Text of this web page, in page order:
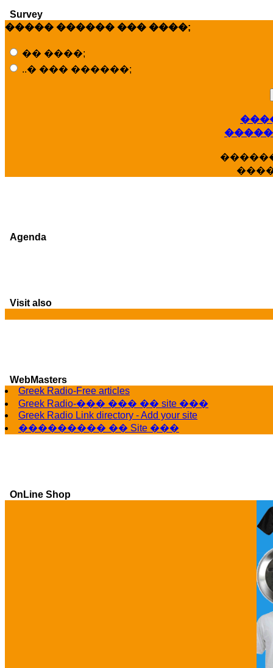
Survey
����� ������ ��� ����;
�� ����;
..� ��� ������;
Agenda
Visit also
WebMasters
Greek Radio-Free articles
Greek Radio-��� ��� �� site ���
Greek Radio Link directory - Add your site
��������� �� Site ���
OnLine Shop